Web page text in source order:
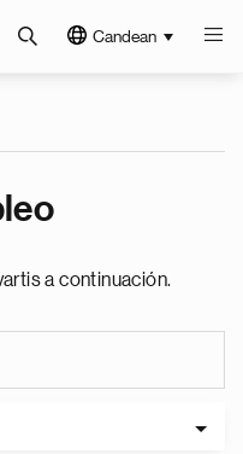
Candean
a continuación.